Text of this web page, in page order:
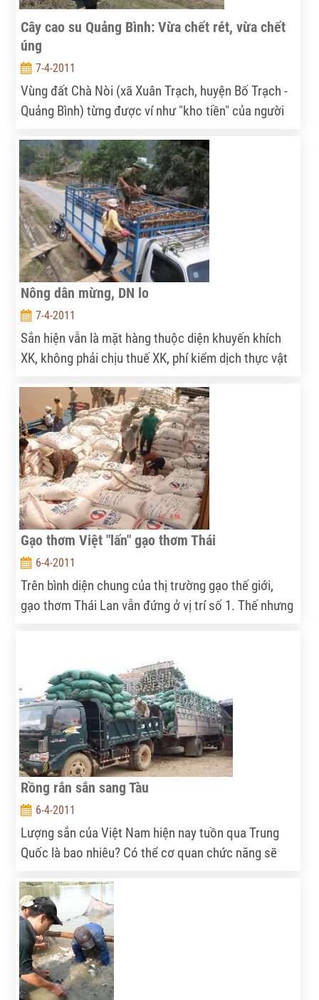
Cây cao su Quảng Bình: Vừa chết rét, vừa chết
úng
7-4-2011
Vùng đất Chà Nòi (xã Xuân Trạch, huyện Bố Trạch -
Quảng Bình) từng được ví như "kho tiền" của người
Gần 200 ha diện tích cao su được triển khai trồng từ
năm 2007 đã biến thành củi khô mà nguyên nhân do
bị ngập úng.
Nông dân mừng, DN lo
7-4-2011
Sắn hiện vẫn là mặt hàng thuộc diện khuyến khích
XK, không phải chịu thuế XK, phí kiểm dịch thực vật
không thể cạnh tranh được với giá XK... Điều này đã
tạo điều kiện cho sắn – nguyên liệu then chốt của
hàng loạt lĩnh vực SX đang tuôn chảy ra nước ngoài.
Gạo thơm Việt "lấn" gạo thơm Thái
6-4-2011
Trên bình diện chung của thị trường gạo thế giới,
gạo thơm Thái Lan vẫn đứng ở vị trí số 1. Thế nhưng
Rồng rắn sắn sang Tàu
6-4-2011
Lượng sắn của Việt Nam hiện nay tuồn qua Trung
Quốc là bao nhiêu? Có thể cơ quan chức năng sẽ
được XK qua đường tiểu ngạch. Mỗi ngày, chỉ riêng
một cửa khẩu tiểu ngạch ở Lạng Sơn đã có hàng
nghìn tấn sắn khô được xuất qua biên giới.